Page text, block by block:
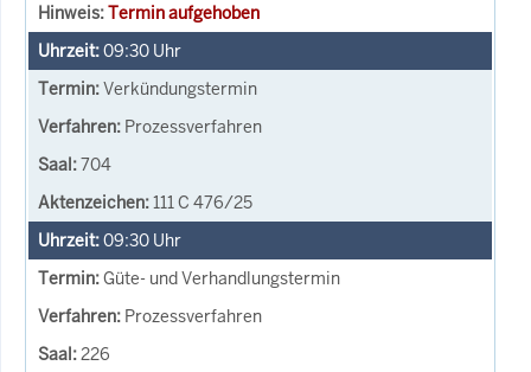
Termin aufgehoben
09:30 Uhr
Verkündungstermin
Prozessverfahren
704
111 C 476/25
09:30 Uhr
Güte- und Verhandlungstermin
Prozessverfahren
226